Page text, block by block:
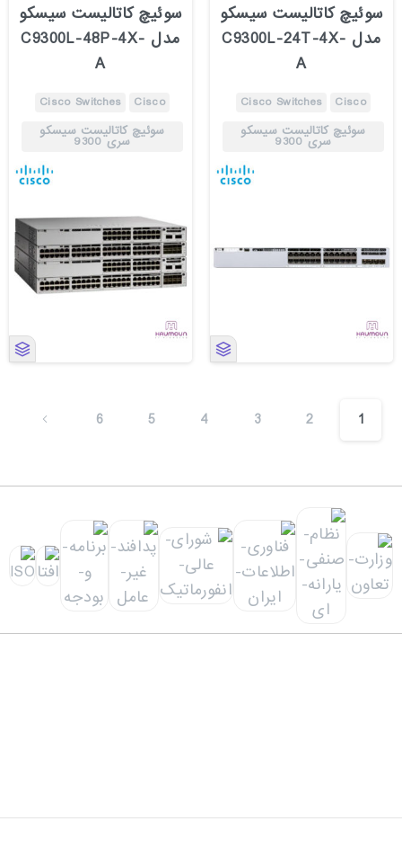
سوئیچ کاتالیست سیسکو
مدل C9300L-24T-4X-
A
Cisco
Cisco Switches
سوئیچ کاتالیست سیسکو
سری 9300
سوئیچ کاتالیست سیسکو
مدل C9300L-48P-4X-
A
Cisco
Cisco Switches
سوئیچ کاتالیست سیسکو
سری 9300
1
2
3
4
5
6